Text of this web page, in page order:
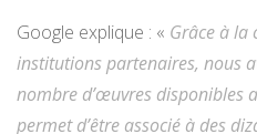
Google explique : « Grâce à la
institutions partenaires, nous
nombre d’œuvres disponibles
permet d’être associé à des